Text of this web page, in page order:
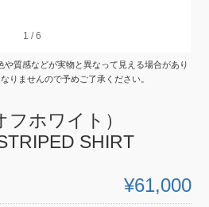
1 /6
1 /6
質感などが実物と異なって見える場合があり
りませんので予めご了承ください。
フホワイト）
SHIRT
¥61,000